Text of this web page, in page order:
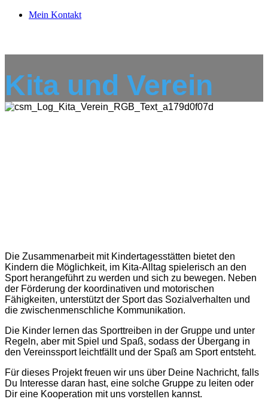
Mein Kontakt
Kita und Verein
Die Zusammenarbeit mit Kindertagesstätten bietet den
Kindern die Möglichkeit, im Kita-Alltag spielerisch an den
Sport herangeführt zu werden und sich zu bewegen. Neben
der Förderung der koordinativen und motorischen
Fähigkeiten, unterstützt der Sport das Sozialverhalten und
die zwischenmenschliche Kommunikation.
Die Kinder lernen das Sporttreiben in der Gruppe und unter
Regeln, aber mit Spiel und Spaß, sodass der Übergang in
den Vereinssport leichtfällt und der Spaß am Sport entsteht.
Für dieses Projekt freuen wir uns über Deine Nachricht, falls
Du Interesse daran hast, eine solche Gruppe zu leiten oder
Dir eine Kooperation mit uns vorstellen kannst.